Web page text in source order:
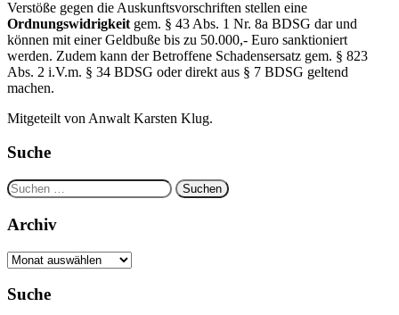
Verstöße gegen die Auskunftsvorschriften stellen eine
Ordnungswidrigkeit gem. § 43 Abs. 1 Nr. 8a BDSG dar und
können mit einer Geldbuße bis zu 50.000,- Euro sanktioniert
werden. Zudem kann der Betroffene Schadensersatz gem. § 823
Abs. 2 i.V.m. § 34 BDSG oder direkt aus § 7 BDSG geltend
machen.
Mitgeteilt von Anwalt Karsten Klug.
Suche
Suchen
nach:
Archiv
Archiv
Suche